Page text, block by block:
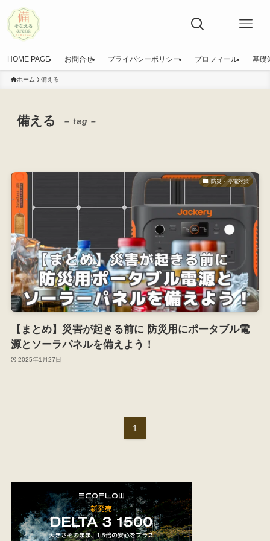
HOME PAGE お問合せ プライバシーポリシー プロフィール 基礎
ホーム 備える
備える – tag –
防災・停電対策
【まとめ】災害が起きる前に 防災用にポータブル電
源とソーラパネルを備えよう！
2025年1月27日
1